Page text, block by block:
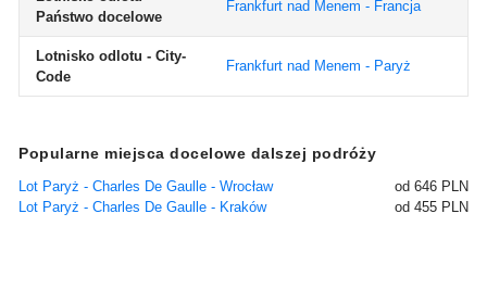
Państwo docelowe
Frankfurt nad Menem - Francja
Lotnisko odlotu - City-
Code
Frankfurt nad Menem - Paryż
Popularne miejsca docelowe dalszej podróży
Lot Paryż - Charles De Gaulle - Wrocław
od 646 PLN
Lot Paryż - Charles De Gaulle - Kraków
od 455 PLN